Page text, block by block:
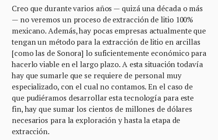
Creo que durante varios años — quizá una década o más
— no veremos un proceso de extracción de litio 100%
mexicano. Además, hay pocas empresas actualmente que
tengan un método para la extracción de litio en arcillas
[como las de Sonora] lo suficientemente económico para
hacerlo viable en el largo plazo. A esta situación todavía
hay que sumarle que se requiere de personal muy
especializado, con el cual no contamos. En el caso de
que pudiéramos desarrollar esta tecnología para este
fin, hay que sumar los cientos de millones de dólares
necesarios para la exploración y hasta la etapa de
extracción.